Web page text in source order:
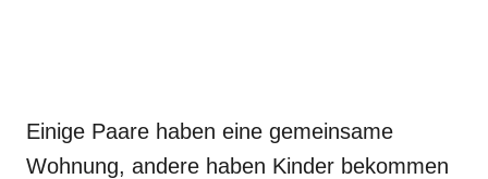
Einige Paare haben eine gemeinsame
Wohnung, andere haben Kinder bekommen